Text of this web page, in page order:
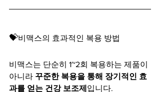
💝비맥스의 효과적인 복용 방법
비맥스는 단순히 1~2회 복용하는 제품이
아니라 꾸준한 복용을 통해 장기적인 효
과를 얻는 건강 보조제 입니다.